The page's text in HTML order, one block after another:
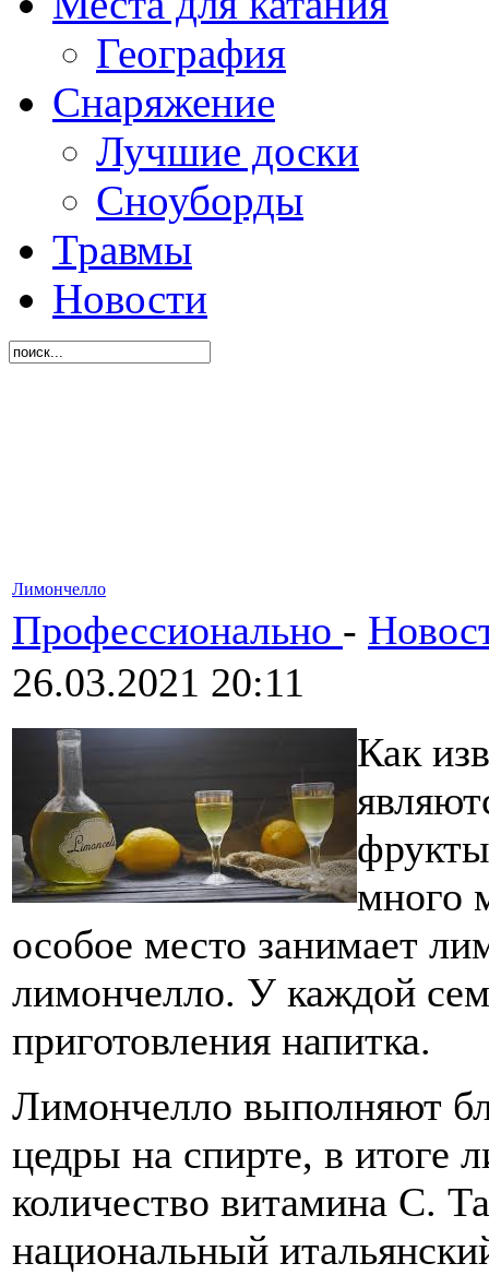
География
Снаряжение
Лучшие доски
Сноуборды
Травмы
Новости
Лимончелло
Профессионально -
26.03.2021 20:11
Как
много
особое место занимает
лимончелло. У каждой
приготовления напитка.
Лимончелло выполняют
цедры на спирте, в итоге
количество витамина С.
национальный